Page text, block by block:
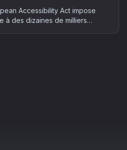
Accessibility Act impose
à des dizaines de milliers